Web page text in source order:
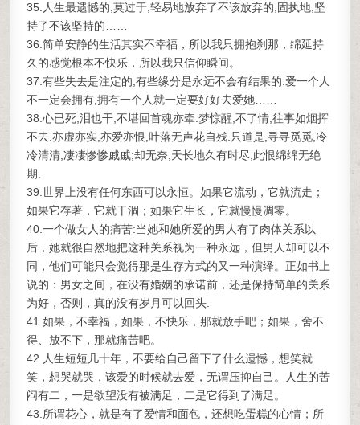
35.人生最遗憾的,莫过于,轻易地放弃了不该放弃的,固执地,坚
持了不该坚持的……
36.简单安静的生活其实不幸福，所以我只拥抱刹那，绵延持
久的感觉根本不快乐，所以我只信仰瞬间。
37.有些失去是注定的,有些缘分是永远不会有结果的.爱一个人
不一定会拥有,拥有一个人就一定要好好去爱她……
38.心已死,泪也干,不堪回首魂亦牵.梦惊醒,不了情,往事如烟挥
不去.亦虚亦实,亦爱亦恨,叶落无声花自残.只道是,寻寻觅觅,冷
冷清清,凄凄惨惨戚戚;却无奈,天长地久有时尽,此恨绵绵无绝
期.
39.世界上没有任何东西可以永恒。如果它流动，它就流走；
如果它存著，它就干涸；如果它生长，它就慢慢凋零。
40.一个做女人的痛苦:当她和她所爱的男人有了肉体关系以
后，她就很自然地把这种关系视为一种永远，但男人却可以不
同，他们可能只会觉得那是生存方式的又一种演绎。正如书上
说的：男女之间，在没有婚姻的承诺前，还是保持简单的关系
为好，否则，真的没有岁月可以回头.
41.如果，不幸福，如果，不快乐，那就放手吧；如果，舍不
得、放不下，那就痛苦吧。
42.人生短短几十年，不要给自己留下了什么遗憾，想笑就
笑，想哭就哭，该爱的时候就去爱，无谓压抑自己。人生的苦
闷有二，一是欲望没有被满足，二是它得到了满足。
43.所谓花心，就是有了爱情和面包，还想吃蛋糕的心情；所